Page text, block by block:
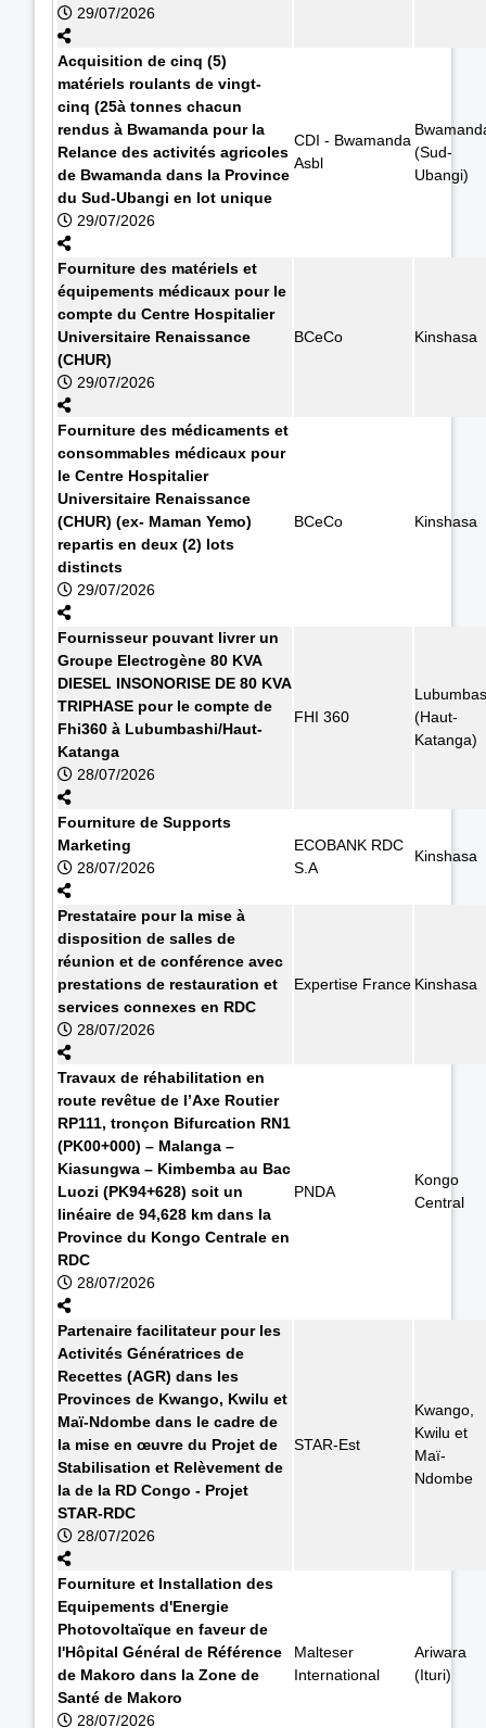
29/07/2026
Acquisition de cinq (5)
matériels roulants de vingt-
cinq (25à tonnes chacun
rendus à Bwamanda pour la
Relance des activités agricoles
de Bwamanda dans la Province
du Sud-Ubangi en lot unique
29/07/2026
CDI - Bwamanda
Asbl
(Sud-
Ubangi)
Fourniture des matériels et
équipements médicaux pour le
compte du Centre Hospitalier
Universitaire Renaissance
(CHUR)
29/07/2026
BCeCo Kinshasa
Fourniture des médicaments et
consommables médicaux pour
le Centre Hospitalier
Universitaire Renaissance
(CHUR) (ex- Maman Yemo)
repartis en deux (2) lots
distincts
29/07/2026
BCeCo Kinshasa
Fournisseur pouvant livrer un
Groupe Electrogène 80 KVA
DIESEL INSONORISE DE 80 KVA
TRIPHASE pour le compte de
Fhi360 à Lubumbashi/Haut-
Katanga
28/07/2026
FHI 360
(Haut-
Katanga)
Fourniture de Supports
Marketing
28/07/2026
ECOBANK RDC
S.A
Kinshasa
Prestataire pour la mise à
disposition de salles de
réunion et de conférence avec
prestations de restauration et
services connexes en RDC
28/07/2026
Expertise France Kinshasa
Travaux de réhabilitation en
route revêtue de l’Axe Routier
RP111, tronçon Bifurcation RN1
(PK00+000) – Malanga –
Kiasungwa – Kimbemba au Bac
Luozi (PK94+628) soit un
linéaire de 94,628 km dans la
Province du Kongo Centrale en
RDC
28/07/2026
PNDA
Kongo
Central
Partenaire facilitateur pour les
Activités Génératrices de
Recettes (AGR) dans les
Provinces de Kwango, Kwilu et
Maï-Ndombe dans le cadre de
la mise en œuvre du Projet de
Stabilisation et Relèvement de
la de la RD Congo - Projet
STAR-RDC
28/07/2026
STAR-Est
Kwango,
Kwilu et
Maï-
Ndombe
Fourniture et Installation des
Equipements d'Energie
Photovoltaïque en faveur de
l'Hôpital Général de Référence
de Makoro dans la Zone de
Santé de Makoro
28/07/2026
Malteser
International
Ariwara
(Ituri)